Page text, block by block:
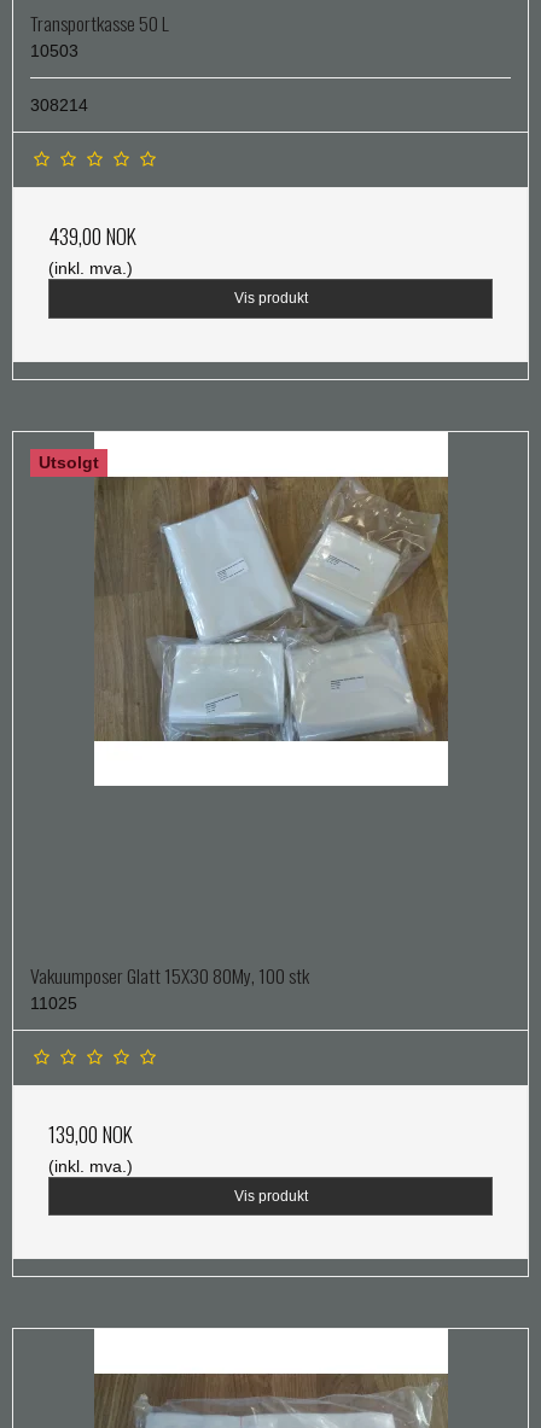
Transportkasse 50 L
10503
308214
439,00 NOK
(inkl. mva.)
Vis produkt
Utsolgt
Vakuumposer Glatt 15X30 80My, 100 stk
11025
139,00 NOK
(inkl. mva.)
Vis produkt